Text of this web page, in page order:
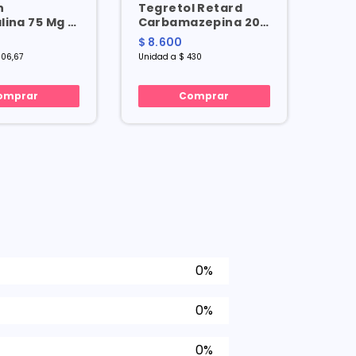
75 Mg X
Tegretol Retard
Carbamazepina 200
Mg X 20 Cap
$ 8.600
Unidad a $ 430
Comprar
0%
0%
0%